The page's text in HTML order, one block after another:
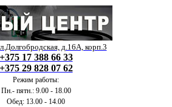
д.16А, корп.3
+375 17 388 66 33
+375 29 828 07 62
Режим работы:
Пн.- пятн.: 9.00 - 18.00
Обед: 13.00 - 14.00